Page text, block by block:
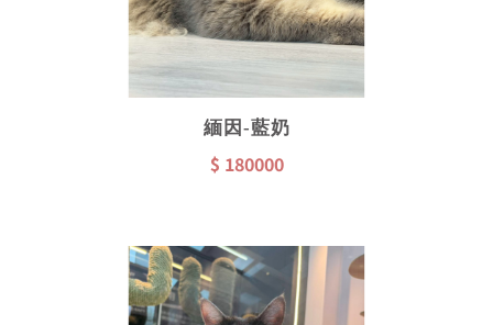
緬因-藍奶
$ 180000